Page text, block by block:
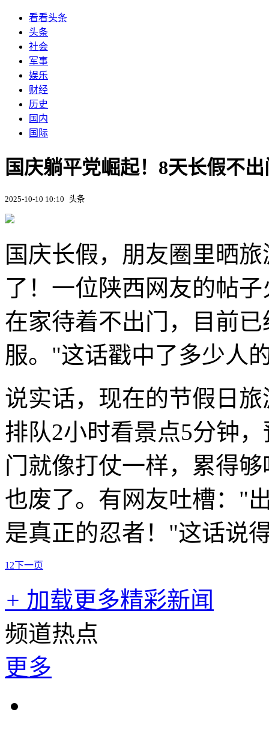
看看头条
头条
社会
军事
娱乐
财经
历史
国内
国际
国庆躺平党崛起！8天长假不
2025-10-10 10:10 头条
国庆长假，朋友圈里晒
了！一位陕西网友的帖
在家待着不出门，目前
服。"这话戳中了多少人
说实话，现在的节假日
排队2小时看景点5分钟
门就像打仗一样，累得
也废了。有网友吐槽："
是真正的忍者！"这话说
1 2下一页
+ 加载更多精彩新闻
频道热点
更多